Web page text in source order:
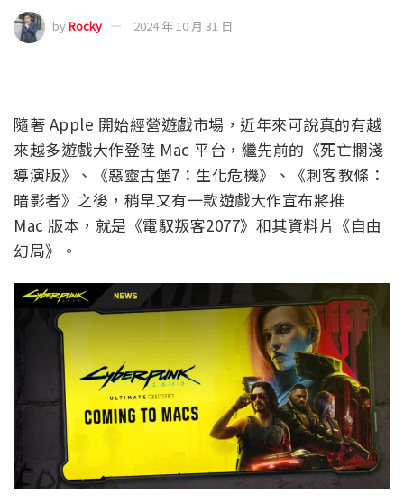
byRocky 2024 年 10 月 31 日
隨著 Apple 開始經營遊戲市場，近年來可說真的有越
來越多遊戲大作登陸 Mac 平台，繼先前的《死亡擱淺
導演版》、《惡靈古堡7：生化危機》、《刺客教條：
暗影者》之後，稍早又有一款遊戲大作宣布將推
Mac 版本，就是《電馭叛客2077》和其資料片《自由
幻局》。